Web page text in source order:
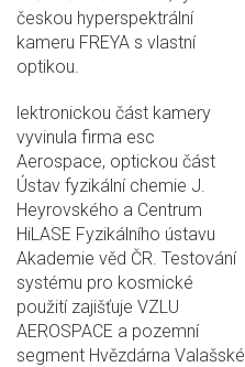
českou hyperspektrální
kameru FREYA s vlastní
optikou.
lektronickou část kamery
vyvinula firma esc
Aerospace, optickou část
Ústav fyzikální chemie J.
Heyrovského a Centrum
HiLASE Fyzikálního ústavu
Akademie věd ČR. Testování
systému pro kosmické
použití zajišťuje VZLU
AEROSPACE a pozemní
segment Hvězdárna Valašské